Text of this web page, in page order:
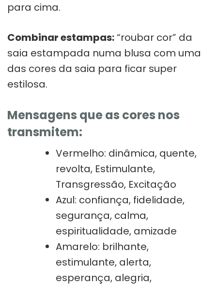
para cima.
Combinar estampas:“roubar cor” da
saia estampada numa blusa com uma
das cores da saia para ficar super
estilosa.
Mensagens que as cores nos
transmitem:
Vermelho: dinâmica, quente,
revolta, Estimulante,
Transgressão, Excitação
Azul: confiança, fidelidade,
segurança, calma,
espiritualidade, amizade
Amarelo: brilhante,
estimulante, alerta,
esperança, alegria,